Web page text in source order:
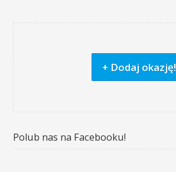
+ Dodaj okazję!
Polub nas na Facebooku!